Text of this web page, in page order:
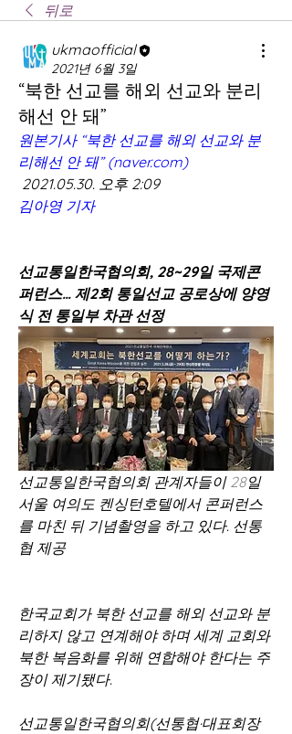
뒤로
ukmaofficial
2021년 6월 3일
“북한 선교를 해외 선교와 분리
해선 안 돼”
원본기사 “북한 선교를 해외 선교와 분
리해선 안 돼” (naver.com)
2021.05.30. 오후 2:09
김아영 기자
선교통일한국협의회, 28~29일 국제콘
퍼런스… 제2회 통일선교 공로상에 양영
식 전 통일부 차관 선정
선교통일한국협의회 관계자들이 28일
서울 여의도 켄싱턴호텔에서 콘퍼런스
를 마친 뒤 기념촬영을 하고 있다. 선통
협 제공
한국교회가 북한 선교를 해외 선교와 분
리하지 않고 연계해야 하며 세계 교회와
북한 복음화를 위해 연합해야 한다는 주
장이 제기됐다.
선교통일한국협의회(선통협·대표회장